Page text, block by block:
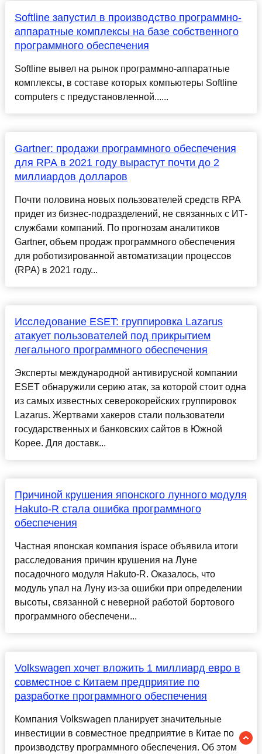
Softline запустил в производство программно-
аппаратные комплексы на базе собственного
программного обеспечения
Softline вывел на рынок программно-аппаратные
комплексы, в составе которых компьютеры Softline
computers с предустановленной......
Gartner: продажи программного обеспечения
для RPA в 2021 году вырастут почти до 2
миллиардов долларов
Почти половина новых пользователей средств RPA
придет из бизнес-подразделений, не связанных с ИТ-
службами компаний. По прогнозам аналитиков
Gartner, объем продаж программного обеспечения
для роботизированной автоматизации процессов
(RPA) в 2021 году...
Исследование ESET: группировка Lazarus
атакует пользователей под прикрытием
легального программного обеспечения
Эксперты международной антивирусной компании
ESET обнаружили серию атак, за которой стоит одна
из самых известных северокорейских группировок
Lazarus. Жертвами хакеров стали пользователи
государственных и банковских сайтов в Южной
Корее. Для доставк...
Причиной крушения японского лунного модуля
Hakuto-R стала ошибка программного
обеспечения
Частная японская компания ispace объявила итоги
расследования причин крушения на Луне
посадочного модуля Hakuto-R. Оказалось, что
модуль упал на Луну из-за ошибки при определении
высоты, связанной с неверной работой бортового
программного обеспечени...
Volkswagen хочет вложить 1 миллиард евро в
совместное с Китаем предприятие по
разработке программного обеспечения
Компания Volkswagen планирует значительные
инвестиции в совместное предприятие в Китае по
производству программного обеспечения. Об этом